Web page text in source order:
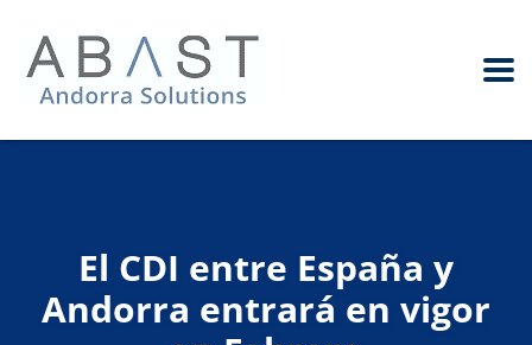
El CDI entre España y
Andorra entrará en vigor